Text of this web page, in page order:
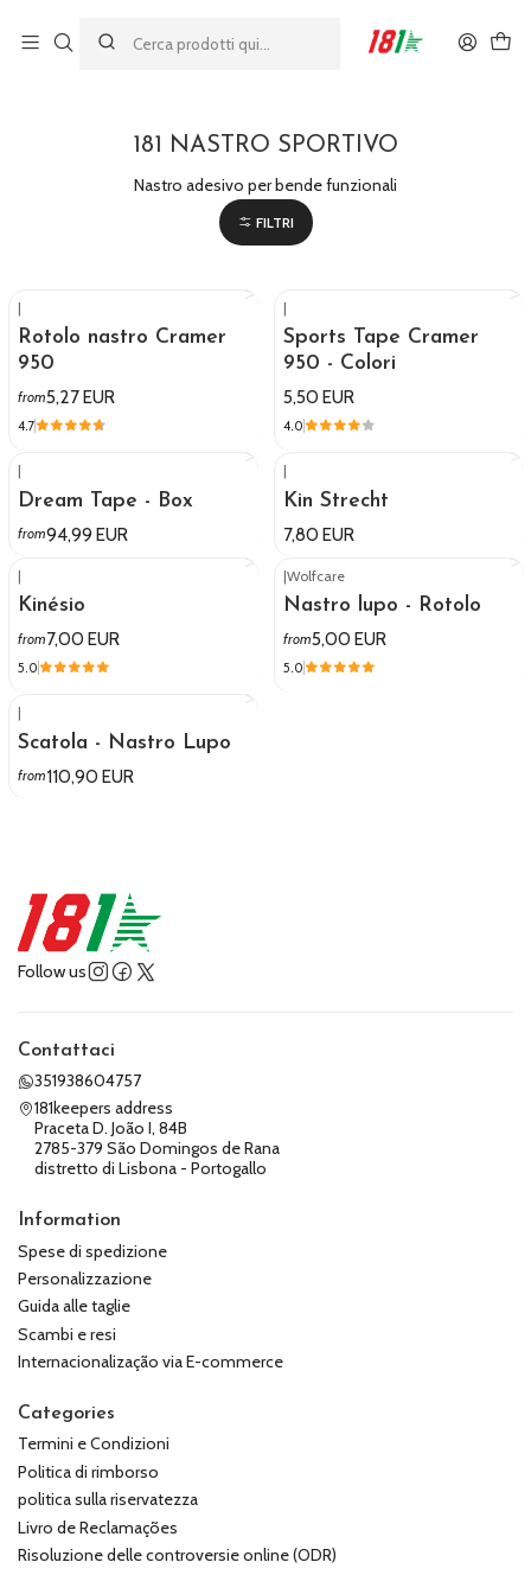
181 NASTRO SPORTIVO
Nastro adesivo per bende funzionali
FILTRI
|
Rotolo nastro Cramer
950
from5,27 EUR
4.7
|
Sports Tape Cramer
950 - Colori
5,50 EUR
4.0
|
Dream Tape - Box
from94,99 EUR
|
Kin Strecht
7,80 EUR
|
Kinésio
from7,00 EUR
5.0
|Wolfcare
Nastro lupo - Rotolo
from5,00 EUR
5.0
|
Scatola - Nastro Lupo
from110,90 EUR
Follow us
Contattaci
351938604757
181keepers address
Praceta D. João I, 84B
2785-379 São Domingos de Rana
distretto di Lisbona - Portogallo
Information
Spese di spedizione
Personalizzazione
Guida alle taglie
Scambi e resi
Internacionalização via E-commerce
Categories
Termini e Condizioni
Politica di rimborso
politica sulla riservatezza
Livro de Reclamações
Risoluzione delle controversie online (ODR)